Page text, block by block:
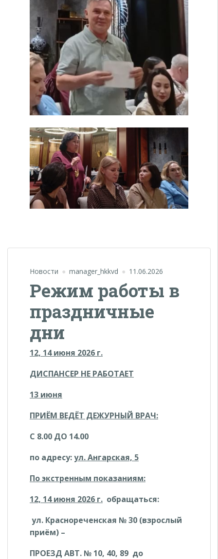
Новости manager_hkkvd 11.06.2026
Режим работы в
праздничные
дни
12, 14 июня 2026 г.
ДИСПАНСЕР НЕ РАБОТАЕТ
13 июня
ПРИЁМ ВЕДЁТ ДЕЖУРНЫЙ ВРАЧ:
С 8.00 ДО 14.00
по адресу:ул. Ангарская, 5
По экстренным показаниям:
12, 14 июня 2026 г. обращаться:
ул. Краснореченская № 30 (взрослый
приём) –
ПРОЕЗД АВТ. № 10, 40, 89 до